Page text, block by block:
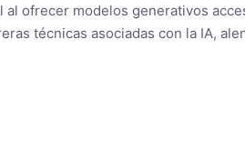
ofrecer modelos generativos
técnicas asociadas con la IA,